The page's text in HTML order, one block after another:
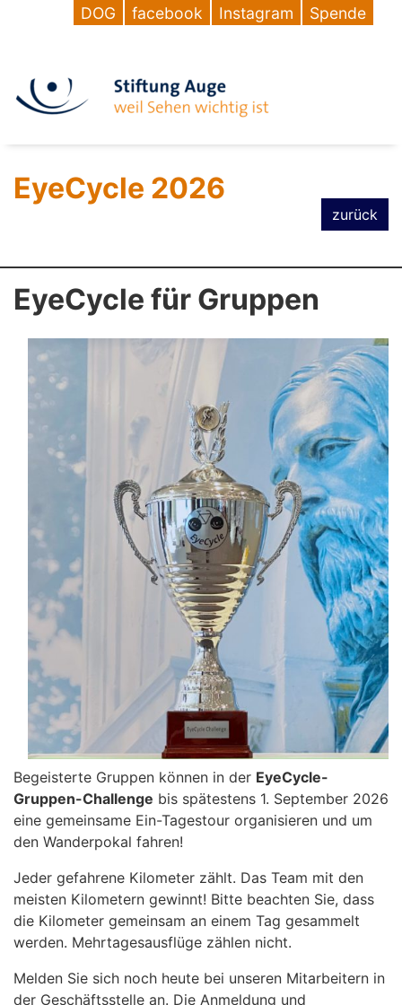
DOG facebook Instagram Spende
EyeCycle 2026
zurück
EyeCycle für Gruppen
Begeisterte Gruppen können in der EyeCycle-
Gruppen-Challenge bis spätestens 1. September 2026
eine gemeinsame Ein-Tagestour organisieren und um
den Wanderpokal fahren!
Jeder gefahrene Kilometer zählt. Das Team mit den
meisten Kilometern gewinnt! Bitte beachten Sie, dass
die Kilometer gemeinsam an einem Tag gesammelt
werden. Mehrtagesausflüge zählen nicht.
Melden Sie sich noch heute bei unseren Mitarbeitern in
der Geschäftsstelle an. Die Anmeldung und